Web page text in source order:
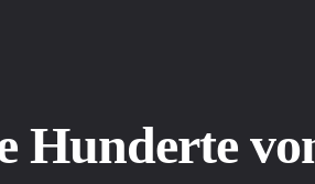
Hunderte